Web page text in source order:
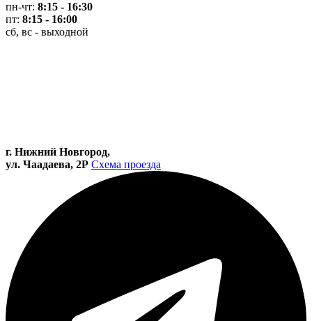
пн-чт: 8:15 - 16:30
пт: 8:15 - 16:00
сб, вс - выходной
г. Нижний Новгород,
ул. Чаадаева, 2Р Схема проезда